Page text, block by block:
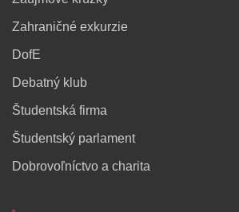
Zahraničné exkurzie
DofE
Debatný klub
Študentská firma
Študentský parlament
Dobrovoľníctvo a charita